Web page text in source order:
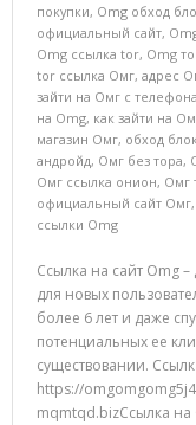
покупки, Omg обход
официальный сайт,
Omg ссылка tor, Omg
tor ссылка Омг, адрес
зайти на Омг с телефона
на Omg, как зайти на
магазин Омг, обход
андройд, Омг без тора,
Омг ссылка онион, Омг
официальный сайт Омг,
ссылки Omg
Ссылка на сайт Omg
для новых
более 6 лет и даже
потенциальных ее
существовании.
https://
mqmtqd.bizСсылка